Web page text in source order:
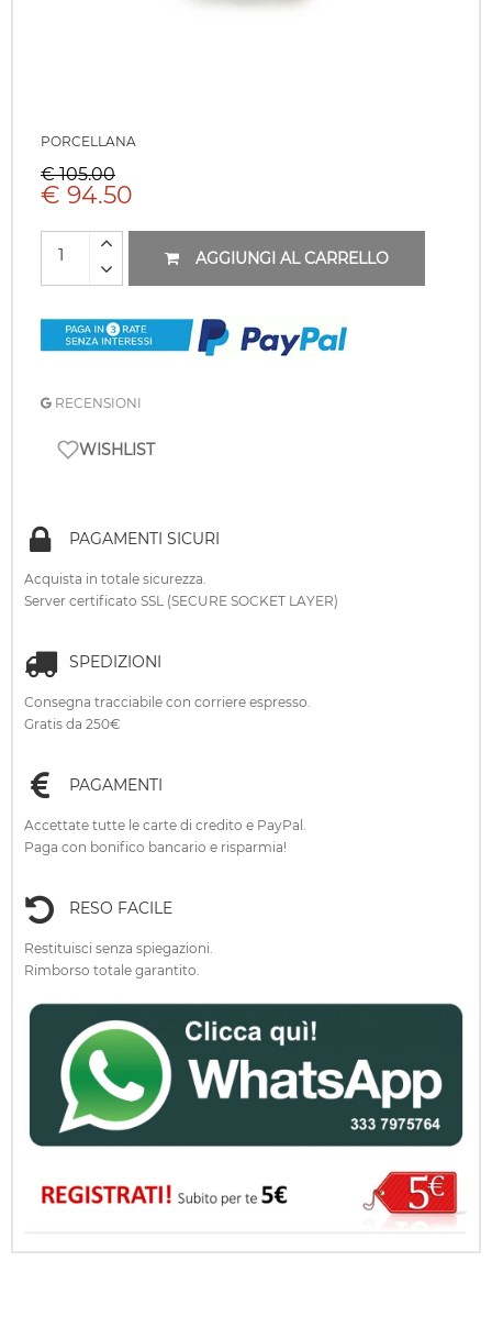
PORCELLANA
€ 105.00
€ 94.50
AGGIUNGI AL CARRELLO
RECENSIONI
WISHLIST
PAGAMENTI SICURI
Acquista in totale sicurezza.
Server certificato SSL (SECURE SOCKET LAYER)
SPEDIZIONI
Consegna tracciabile con corriere espresso.
Gratis da 250€
PAGAMENTI
Accettate tutte le carte di credito e PayPal.
Paga con bonifico bancario e risparmia!
RESO FACILE
Restituisci senza spiegazioni.
Rimborso totale garantito.